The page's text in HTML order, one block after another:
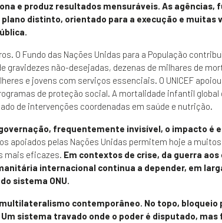
e produz resultados mensuráveis. As agências,
distinto, orientado para a execução e muitas
O Fundo das Nações Unidas para a População
gravidezes não-desejadas, dezenas de milhares de
e jovens com serviços essenciais. O UNICEF
de proteção social. A mortalidade infantil global
de intervenções coordenadas em saúde e nutrição.
frequentemente invisível, o impacto é
apoiados pelas Nações Unidas permitem hoje a
mais eficazes. Em contextos de crise, da guerra
internacional continua a depender, em
sistema ONU.
contemporâneo. No topo, bloqueio
sistema travado onde o poder é disputado, mas